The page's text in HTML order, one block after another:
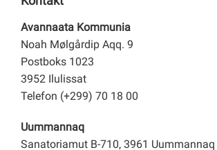
Avannaata Kommunia
Noah Mølgårdip Aqq. 9
Postboks 1023
3952 Ilulissat
Telefon (+299) 70 18 00
Uummannaq
Sanatoriamut B-710, 3961 Uummannaq